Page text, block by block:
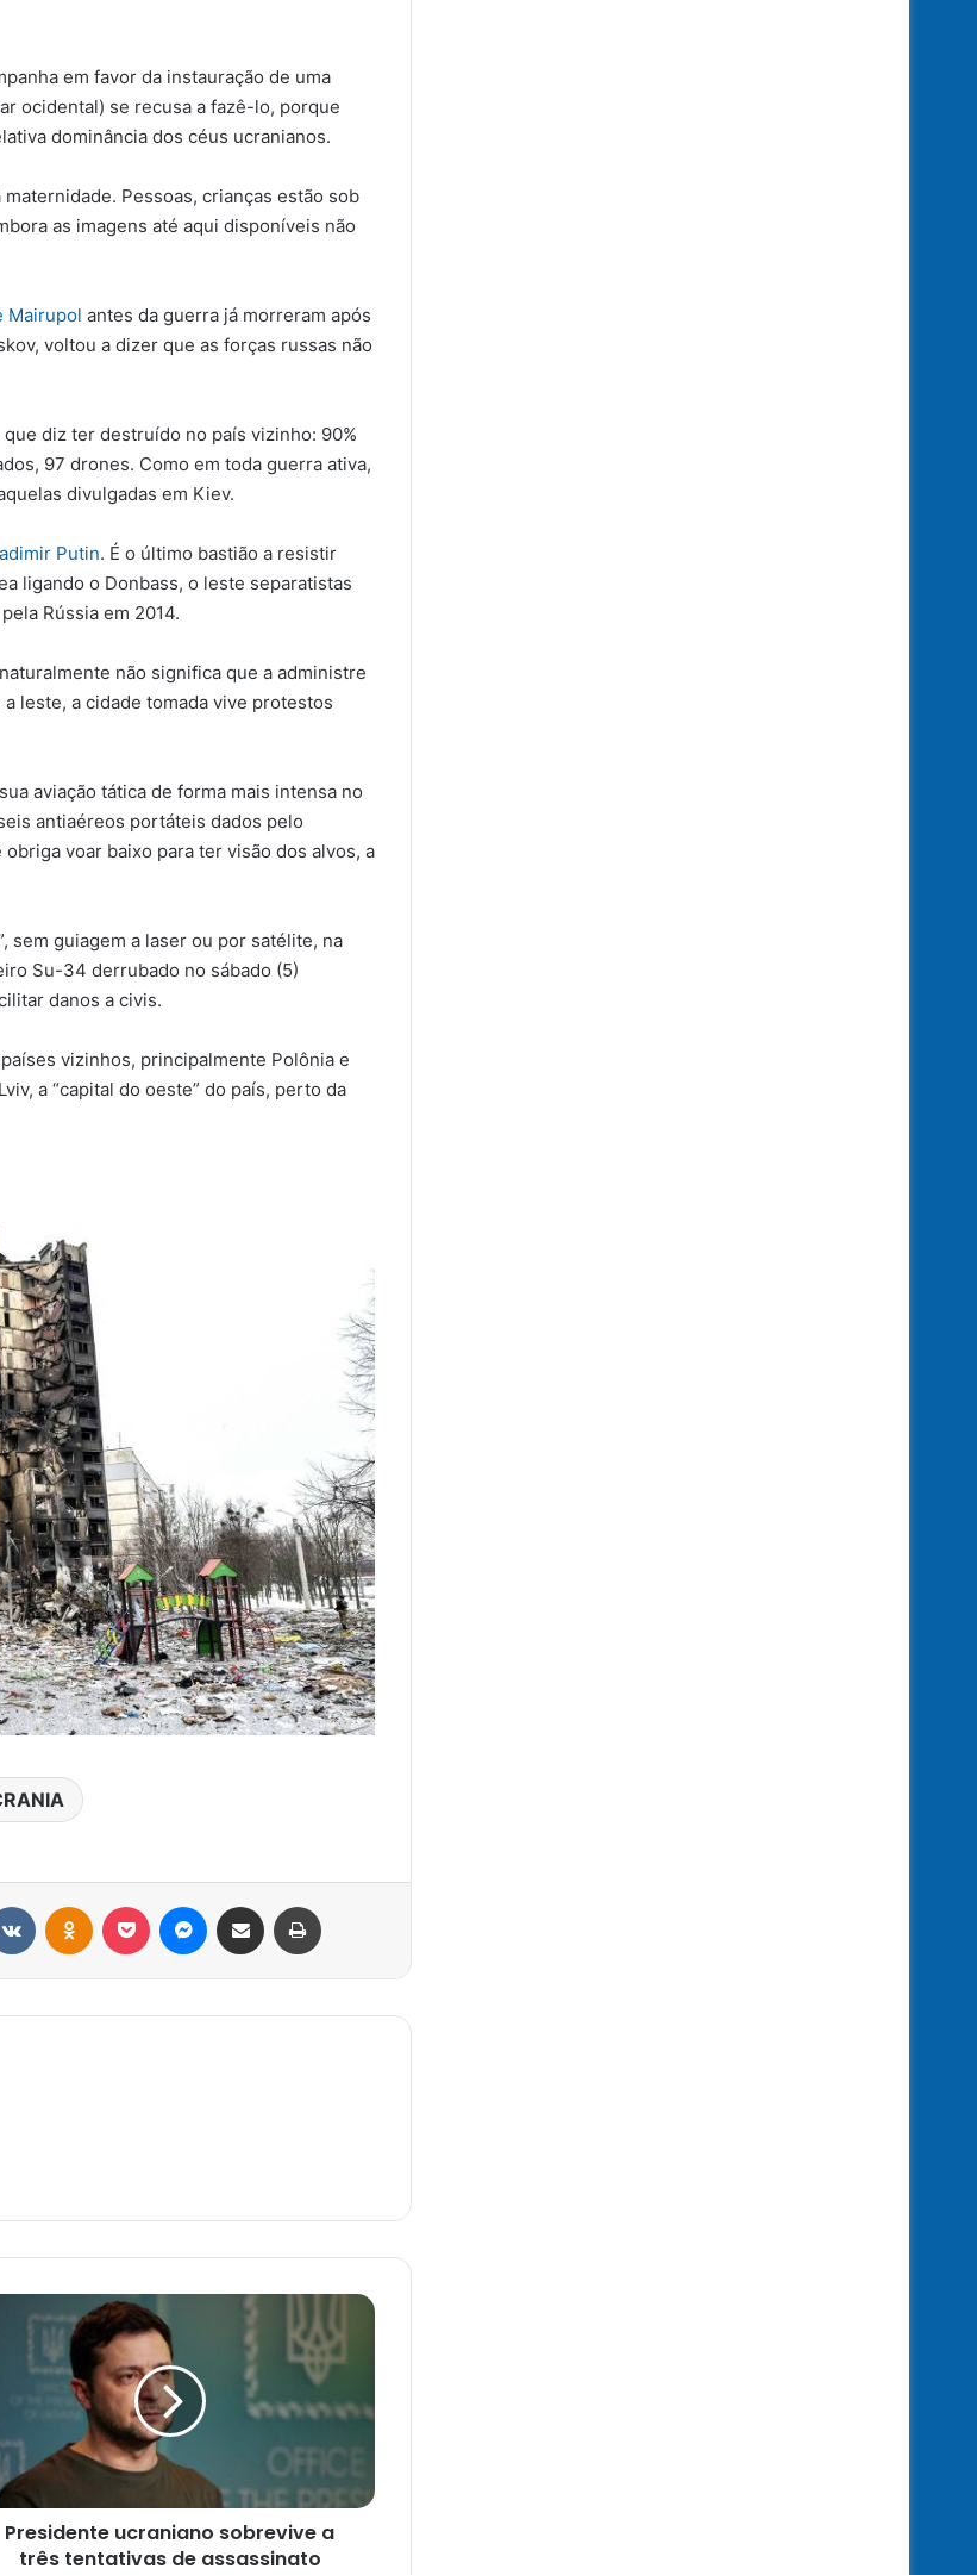
em favor da instauração de uma
ocidental) se recusa a fazê-lo, porque
dominância dos céus ucranianos.
Pessoas, crianças estão sob
as imagens até aqui disponíveis não
Mairupol antes da guerra já morreram após
voltou a dizer que as forças russas não
diz ter destruído no país vizinho: 90%
97 drones. Como em toda guerra ativa,
divulgadas em Kiev.
Putin. É o último bastião a resistir
ligando o Donbass, o leste separatistas
Rússia em 2014.
não significa que a administre
leste, a cidade tomada vive protestos
aviação tática de forma mais intensa no
antiaéreos portáteis dados pelo
voar baixo para ter visão dos alvos, a
sem guiagem a laser ou por satélite, na
Su-34 derrubado no sábado (5)
danos a civis.
vizinhos, principalmente Polônia e
a “capital do oeste” do país, perto da
VK OK Pocket Messenger
Compartilhar via e-mail
Presidente ucraniano sobrevive a
três tentativas de assassinato